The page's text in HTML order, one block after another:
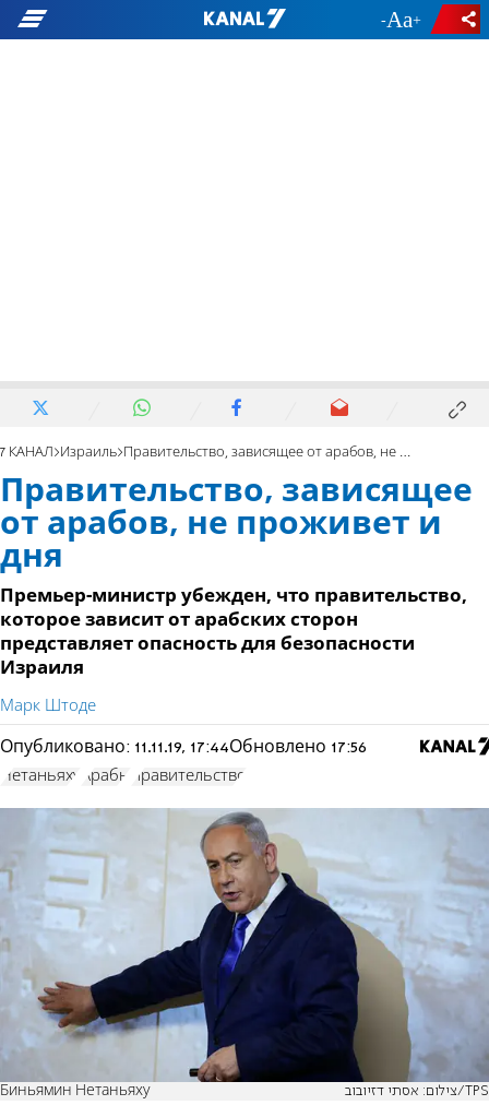
- +
7 КАНАЛ Израиль Правительство, зависящее от арабов, не проживет и дня
Правительство, зависящее
от арабов, не проживет и
дня
Премьер-министр убежден, что правительство,
которое зависит от арабских сторон
представляет опасность для безопасности
Израиля
Марк Штоде
Опубликовано: 11.11.19, 17:44Обновлено 17:56
Нетаньяху Арабы правительство
Биньямин Нетаньяху צילום: אסתי דזיובוב/TPS